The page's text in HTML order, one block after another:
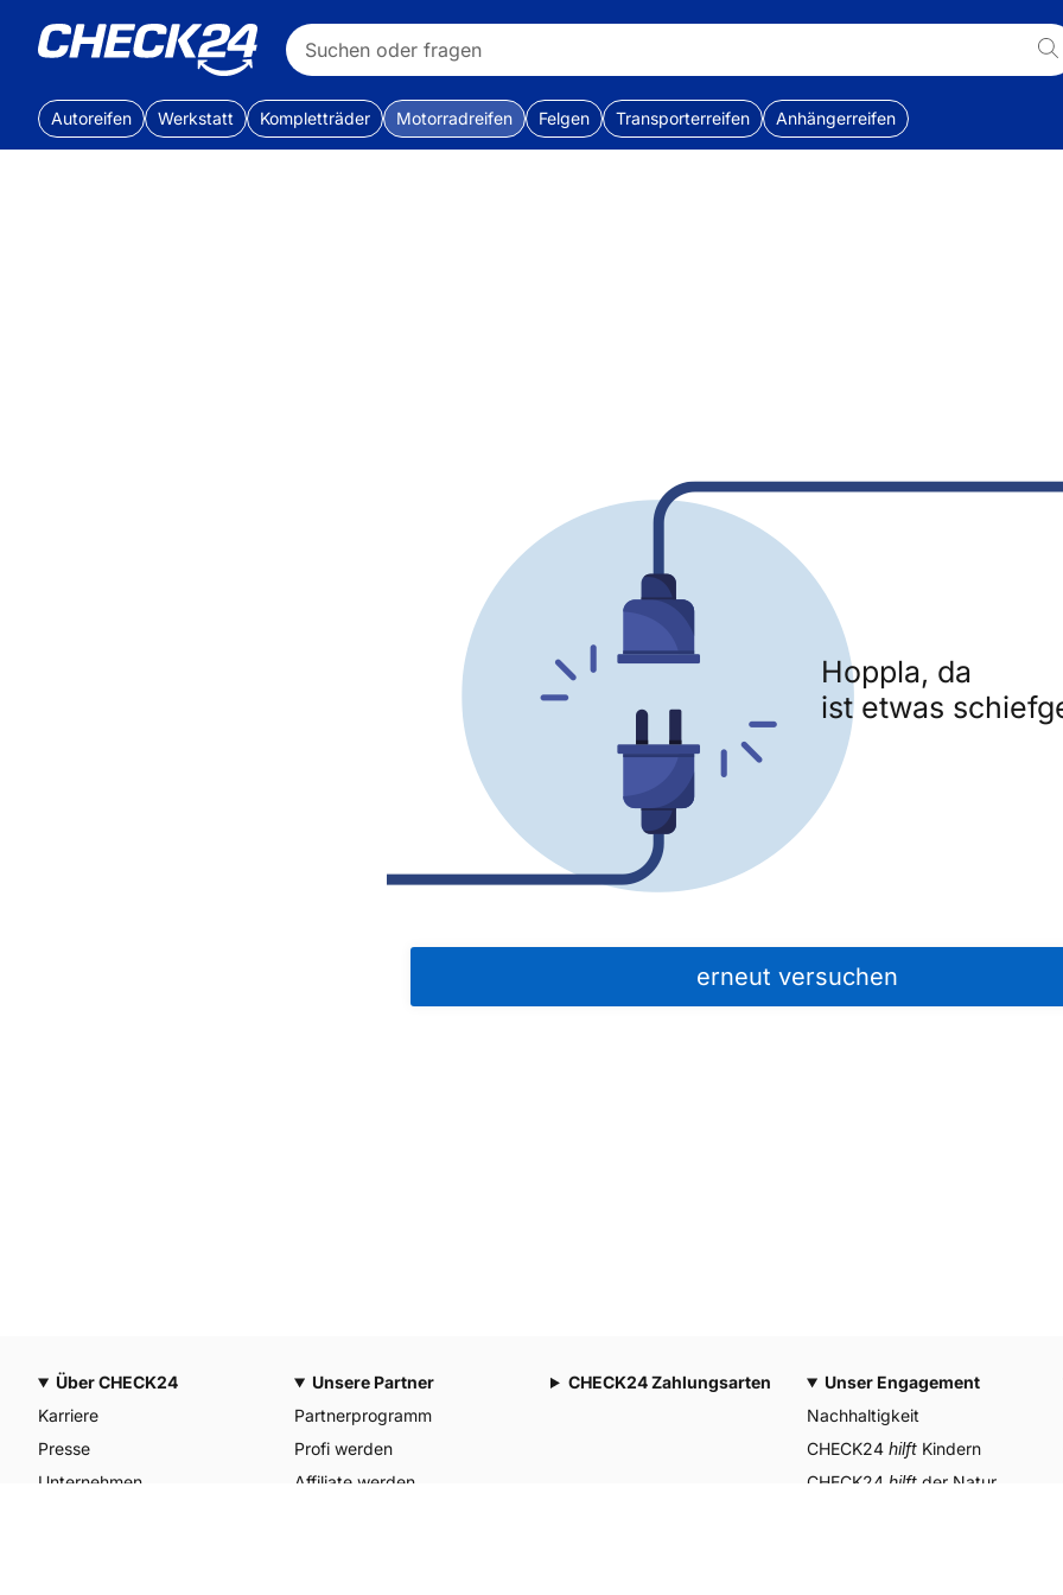
Autoreifen Werkstatt Kompletträder Motorradreifen Felgen Transporterreifen Anhängerreifen
Hoppla, da
ist etwas
erneut versuchen
Über CHECK24
Karriere
Presse
Unternehmen
Unsere Partner
Partnerprogramm
Profi werden
Affiliate werden
Unser Engagement
Nachhaltigkeit
CHECK24 hilft Kindern
CHECK24 hilft der Natur
CHECK24 Zahlungsarten